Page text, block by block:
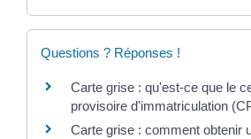
Questions ? Réponses !
Carte grise : qu'est-ce que le
provisoire d'immatriculation
Carte grise : comment obtenir